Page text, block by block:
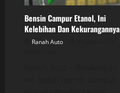
Bensin Campur Etanol, Ini
Kelebihan Dan Kekurangannya
Ranah Auto